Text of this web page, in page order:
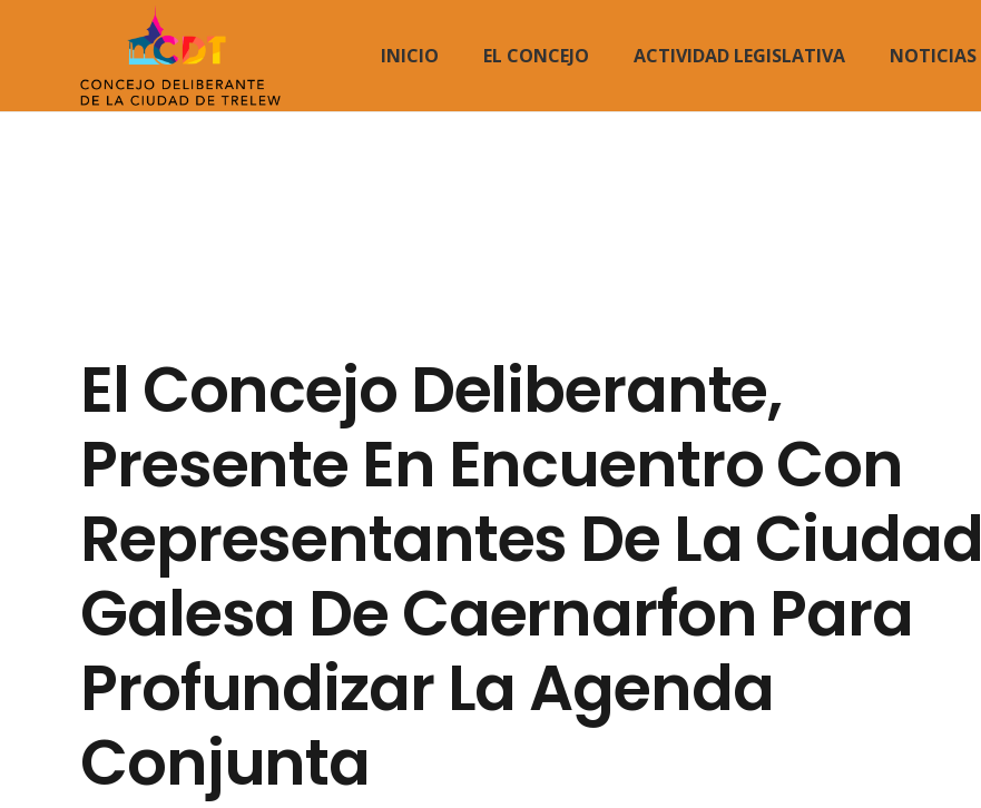
INICIO EL CONCEJO ACTIVIDAD LEGISLATIVA NOTICIAS
El Concejo Deliberante,
Presente En Encuentro Con
Representantes De La Ciudad
Galesa De Caernarfon Para
Profundizar La Agenda
Conjunta